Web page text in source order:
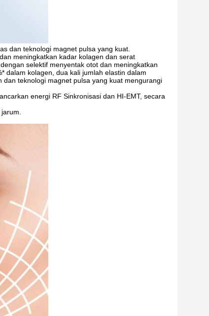
dan teknologi magnet pulsa yang kuat.
meningkatkan kadar kolagen dan serat
selektif menyentak otot dan meningkatkan
dalam kolagen, dua kali jumlah elastin dalam
teknologi magnet pulsa yang kuat mengurangi
energi RF Sinkronisasi dan HI-EMT, secara